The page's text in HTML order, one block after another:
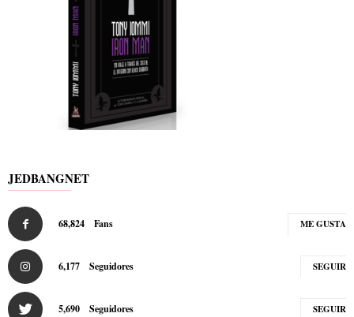
JEDBANGNET
68,824 Fans ME GUSTA
6,177 Seguidores SEGUIR
5,690 Seguidores SEGUIR